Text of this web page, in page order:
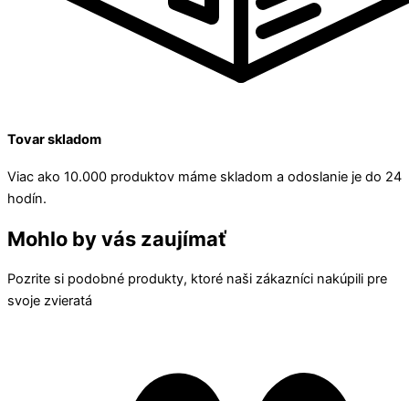
Tovar skladom
Viac ako 10.000 produktov máme skladom a odoslanie je do 24
hodín.
Mohlo by vás zaujímať
Pozrite si podobné produkty, ktoré naši zákazníci nakúpili pre
svoje zvieratá